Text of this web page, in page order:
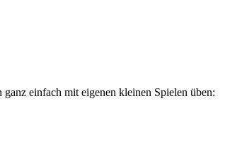
einfach mit eigenen kleinen Spielen üben: